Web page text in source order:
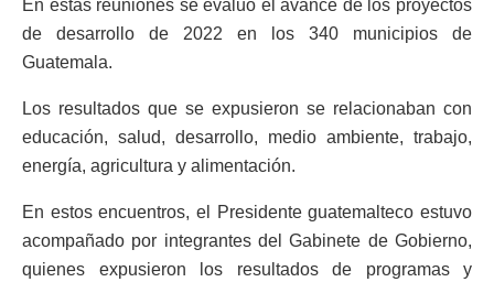
En estas reuniones se evaluó el avance de los proyectos
de desarrollo de 2022 en los 340 municipios de
Guatemala.
Los resultados que se expusieron se relacionaban con
educación, salud, desarrollo, medio ambiente, trabajo,
energía, agricultura y alimentación.
En estos encuentros, el Presidente guatemalteco estuvo
acompañado por integrantes del Gabinete de Gobierno,
quienes expusieron los resultados de programas y